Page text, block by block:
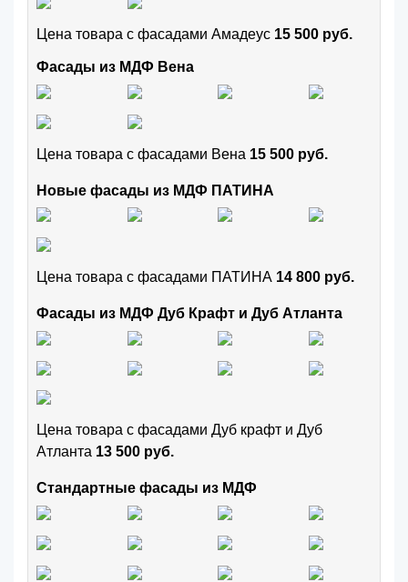
Цена товара с фасадами Амадеус 15 500 руб.
Фасады из МДФ Вена
Цена товара с фасадами Вена 15 500 руб.
Новые фасады из МДФ ПАТИНА
Цена товара с фасадами ПАТИНА 14 800 руб.
Фасады из МДФ Дуб Крафт и Дуб Атланта
Цена товара с фасадами Дуб крафт и Дуб
Атланта 13 500 руб.
Стандартные фасады из МДФ